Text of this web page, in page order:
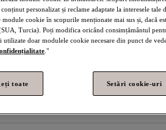
Mărime Plus Îmbrăcăminte De
Rochii Mărime Plus Trendyol Plus
Mărime Plus
Rochii Mărime Plus Trendyol Plus
personalizat și reclame adaptate la interesele
module cookie în scopurile menționate mai sus și, dacă
Turcia). Poți modifica oricând consimțământul
doar modulele cookie necesare din punct de
."
toate Setări cookie-uri